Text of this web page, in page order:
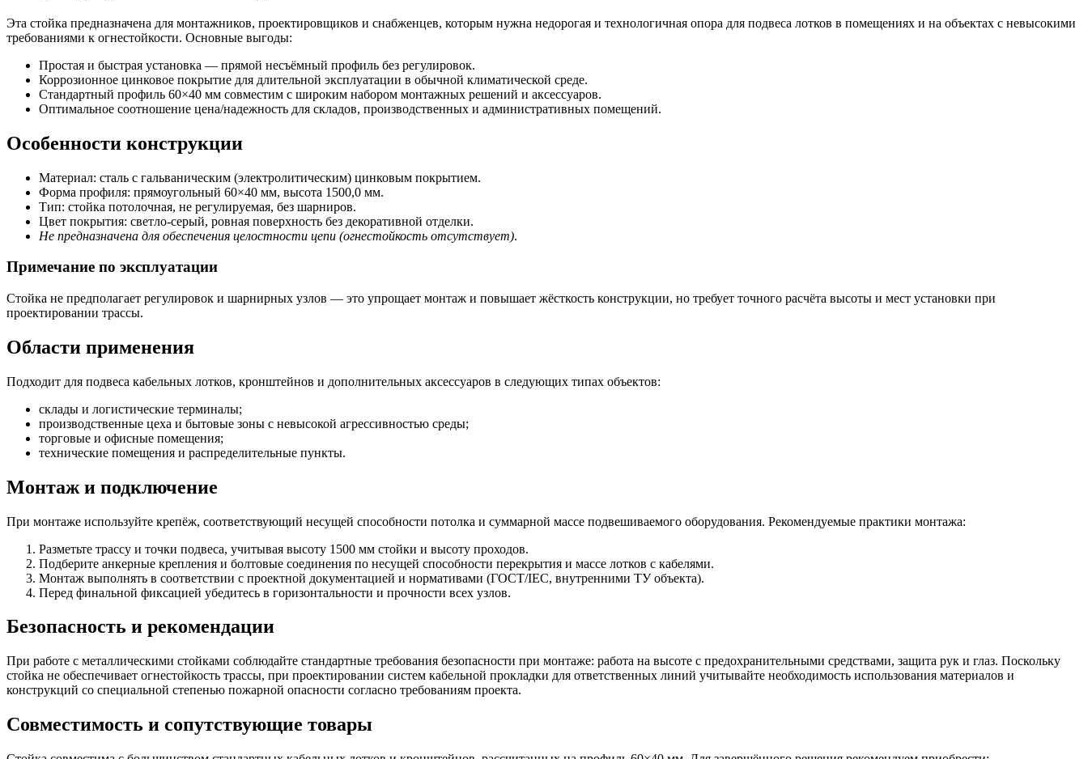
Эта стойка предназначена для монтажников, проектировщиков и снабженцев, которым нужна недорогая и технологичная опора для подвеса лотков в помещениях и на объектах с невысокими
требованиями к огнестойкости. Основные выгоды:
Простая и быстрая установка — прямой несъёмный профиль без регулировок.
Коррозионное цинковое покрытие для длительной эксплуатации в обычной климатической среде.
Стандартный профиль 60×40 мм совместим с широким набором монтажных решений и аксессуаров.
Оптимальное соотношение цена/надежность для складов, производственных и административных помещений.
Особенности конструкции
Материал: сталь с гальваническим (электролитическим) цинковым покрытием.
Форма профиля: прямоугольный 60×40 мм, высота 1500,0 мм.
Тип: стойка потолочная, не регулируемая, без шарниров.
Цвет покрытия: светло‑серый, ровная поверхность без декоративной отделки.
Не предназначена для обеспечения целостности цепи (огнестойкость отсутствует).
Примечание по эксплуатации
Стойка не предполагает регулировок и шарнирных узлов — это упрощает монтаж и повышает жёсткость конструкции, но требует точного расчёта высоты и мест установки при
проектировании трассы.
Области применения
Подходит для подвеса кабельных лотков, кронштейнов и дополнительных аксессуаров в следующих типах объектов:
склады и логистические терминалы;
производственные цеха и бытовые зоны с невысокой агрессивностью среды;
торговые и офисные помещения;
технические помещения и распределительные пункты.
Монтаж и подключение
При монтаже используйте крепёж, соответствующий несущей способности потолка и суммарной массе подвешиваемого оборудования. Рекомендуемые практики монтажа:
Разметьте трассу и точки подвеса, учитывая высоту 1500 мм стойки и высоту проходов.
Подберите анкерные крепления и болтовые соединения по несущей способности перекрытия и массе лотков с кабелями.
Монтаж выполнять в соответствии с проектной документацией и нормативами (ГОСТ/IEC, внутренними ТУ объекта).
Перед финальной фиксацией убедитесь в горизонтальности и прочности всех узлов.
Безопасность и рекомендации
При работе с металлическими стойками соблюдайте стандартные требования безопасности при монтаже: работа на высоте с предохранительными средствами, защита рук и глаз. Поскольку
стойка не обеспечивает огнестойкость трассы, при проектировании систем кабельной прокладки для ответственных линий учитывайте необходимость использования материалов и
конструкций со специальной степенью пожарной опасности согласно требованиям проекта.
Совместимость и сопутствующие товары